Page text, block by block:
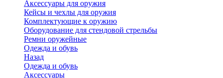
Аксессуары для оружия
Кейсы и чехлы для оружия
Комплектующие к оружию
Оборудование для стендовой стрельбы
Ремни оружейные
Одежда и обувь
Назад
Одежда и обувь
Аксессуары